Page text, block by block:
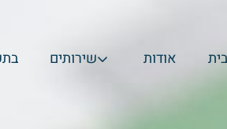
אודות שירותים